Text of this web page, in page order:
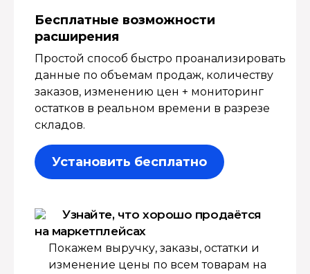
Бесплатные возмож­ности
расширения
Простой способ быстро проанализировать
данные по объемам продаж, количеству
заказов, изменению цен + мониторинг
остатков в реальном времени в разрезе
складов.
Установить бесплатно
Узнайте, что хорошо продаётся
на маркетплейсах
Покажем выручку, заказы, остатки и
изменение цены по всем товарам на